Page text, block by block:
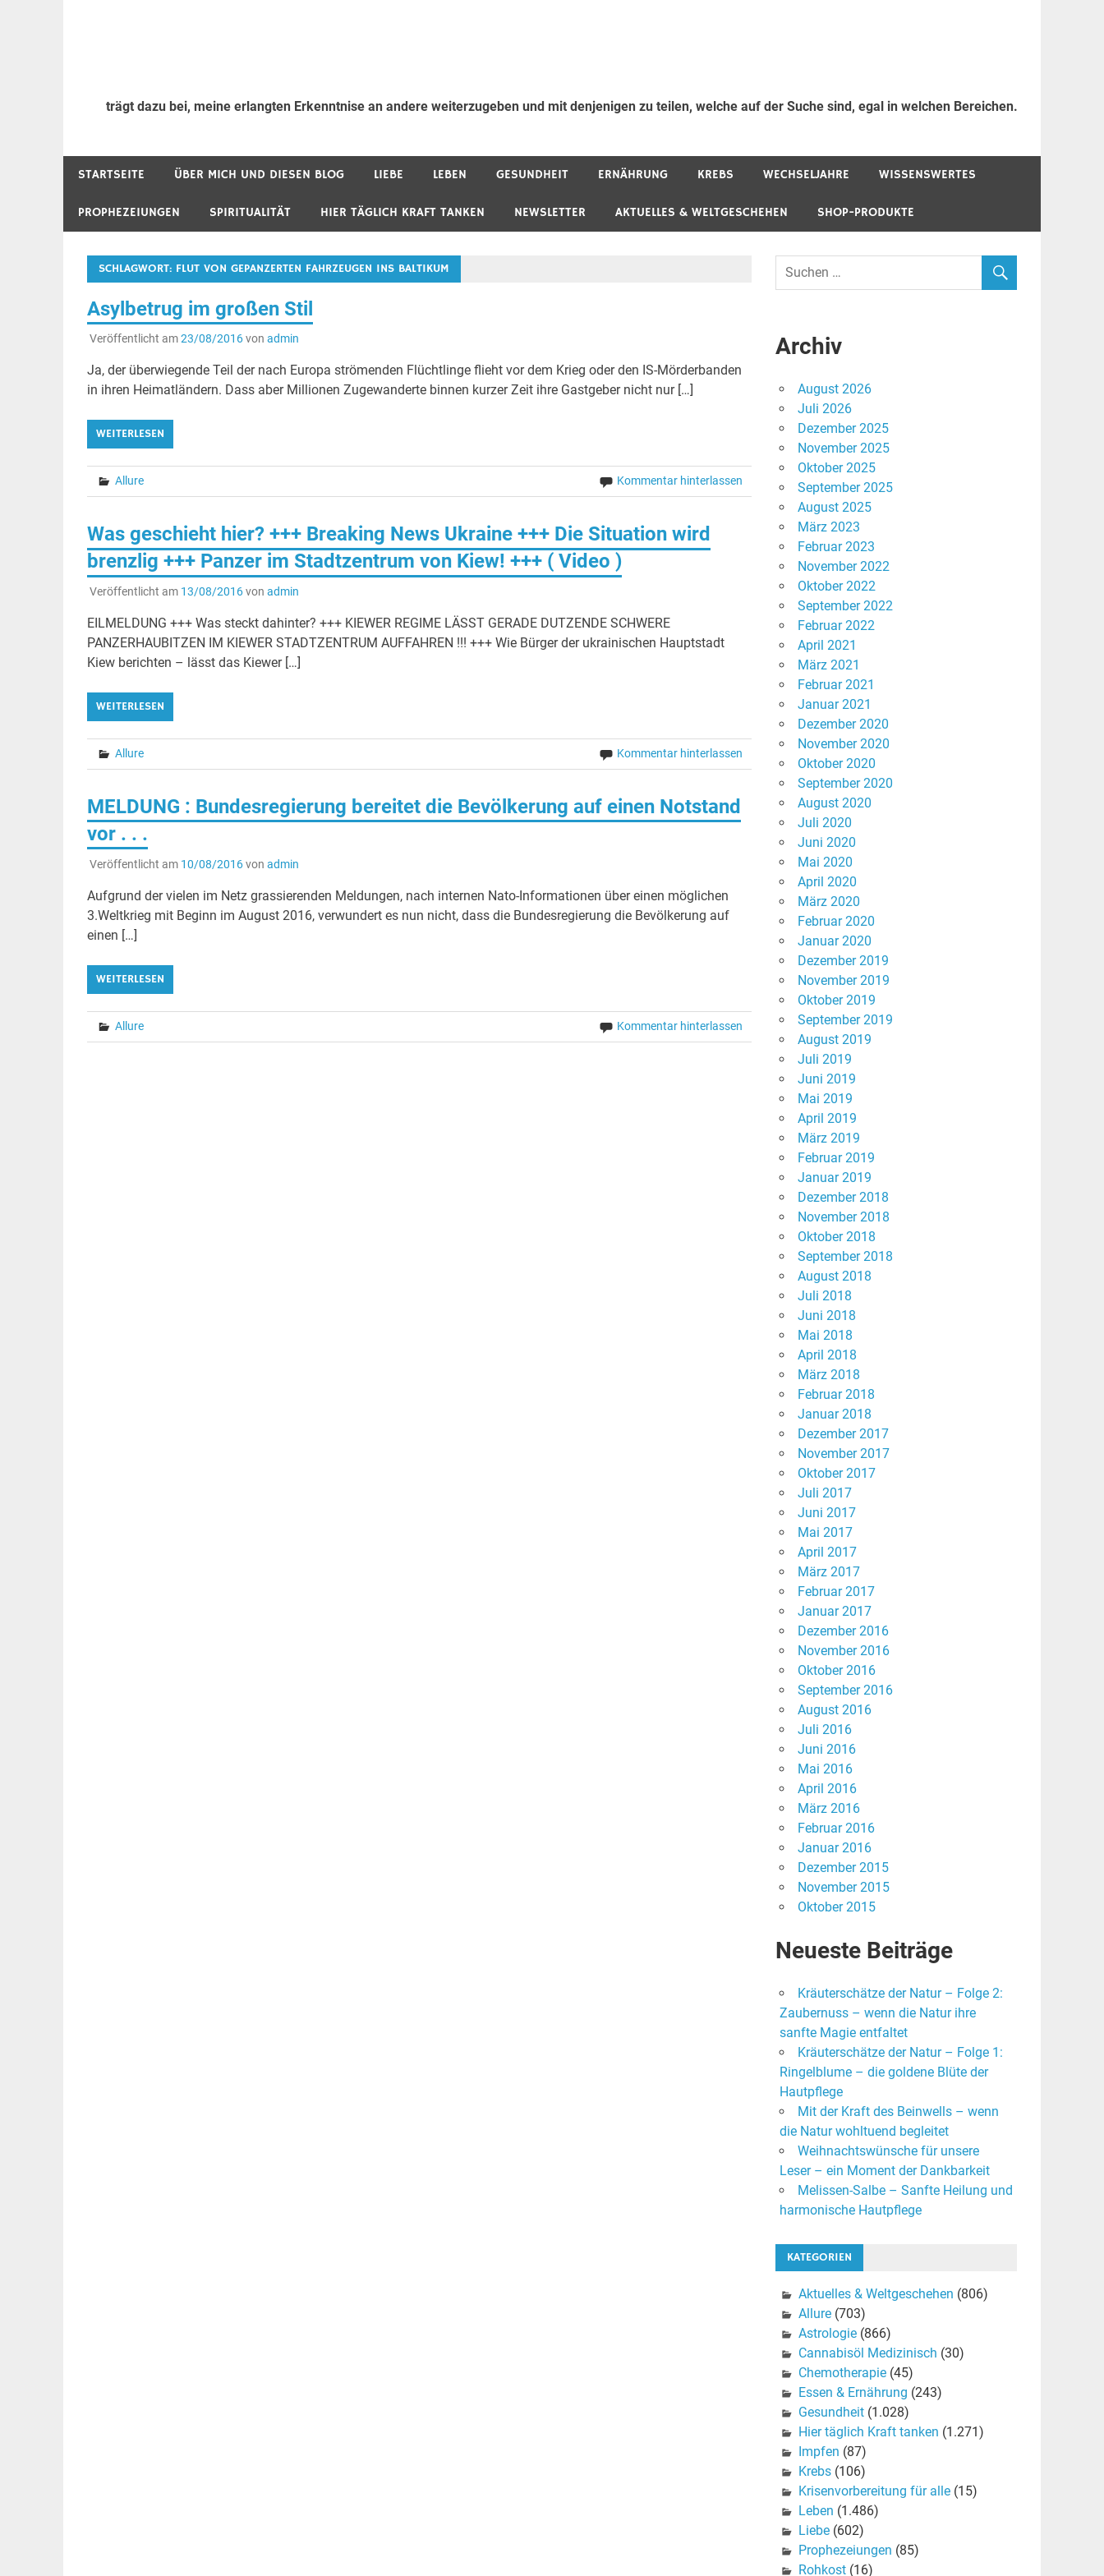
trägt dazu bei, meine erlangten Erkenntnise an andere weiterzugeben und mit denjenigen zu teilen, welche auf der Suche sind, egal in welchen Bereichen.
STARTSEITE ÜBER MICH UND DIESEN BLOG LIEBE LEBEN GESUNDHEIT ERNÄHRUNG KREBS WECHSELJAHRE WISSENSWERTES
PROPHEZEIUNGEN SPIRITUALITÄT HIER TÄGLICH KRAFT TANKEN NEWSLETTER AKTUELLES & WELTGESCHEHEN SHOP-PRODUKTE
SCHLAGWORT: FLUT VON GEPANZERTEN FAHRZEUGEN INS BALTIKUM
Asylbetrug im großen Stil
Veröffentlicht am23/08/2016von admin
Ja, der überwiegende Teil der nach Europa strömenden Flüchtlinge flieht vor dem Krieg oder den IS-Mörderbanden
in ihren Heimatländern. Dass aber Millionen Zugewanderte binnen kurzer Zeit ihre Gastgeber nicht nur […]
WEITERLESEN
Allure Kommentar hinterlassen
Was geschieht hier? +++ Breaking News Ukraine +++ Die Situation wird
brenzlig +++ Panzer im Stadtzentrum von Kiew! +++ ( Video )
Veröffentlicht am 13/08/2016von admin
EILMELDUNG +++ Was steckt dahinter? +++ KIEWER REGIME LÄSST GERADE DUTZENDE SCHWERE
PANZERHAUBITZEN IM KIEWER STADTZENTRUM AUFFAHREN !!! +++ Wie Bürger der ukrainischen Hauptstadt
Kiew berichten – lässt das Kiewer […]
WEITERLESEN
Allure Kommentar hinterlassen
MELDUNG : Bundesregierung bereitet die Bevölkerung auf einen Notstand
vor . . .
Veröffentlicht am 10/08/2016von admin
Aufgrund der vielen im Netz grassierenden Meldungen, nach internen Nato-Informationen über einen möglichen
3.Weltkrieg mit Beginn im August 2016, verwundert es nun nicht, dass die Bundesregierung die Bevölkerung auf
einen […]
WEITERLESEN
Allure Kommentar hinterlassen
Archiv
August 2026
Juli 2026
Dezember 2025
November 2025
Oktober 2025
September 2025
August 2025
März 2023
Februar 2023
November 2022
Oktober 2022
September 2022
Februar 2022
April 2021
März 2021
Februar 2021
Januar 2021
Dezember 2020
November 2020
Oktober 2020
September 2020
August 2020
Juli 2020
Juni 2020
Mai 2020
April 2020
März 2020
Februar 2020
Januar 2020
Dezember 2019
November 2019
Oktober 2019
September 2019
August 2019
Juli 2019
Juni 2019
Mai 2019
April 2019
März 2019
Februar 2019
Januar 2019
Dezember 2018
November 2018
Oktober 2018
September 2018
August 2018
Juli 2018
Juni 2018
Mai 2018
April 2018
März 2018
Februar 2018
Januar 2018
Dezember 2017
November 2017
Oktober 2017
Juli 2017
Juni 2017
Mai 2017
April 2017
März 2017
Februar 2017
Januar 2017
Dezember 2016
November 2016
Oktober 2016
September 2016
August 2016
Juli 2016
Juni 2016
Mai 2016
April 2016
März 2016
Februar 2016
Januar 2016
Dezember 2015
November 2015
Oktober 2015
Neueste Beiträge
Kräuterschätze der Natur – Folge 2:
Zaubernuss – wenn die Natur ihre
sanfte Magie entfaltet
Kräuterschätze der Natur – Folge 1:
Ringelblume – die goldene Blüte der
Hautpflege
Mit der Kraft des Beinwells – wenn
die Natur wohltuend begleitet
Weihnachtswünsche für unsere
Leser – ein Moment der Dankbarkeit
Melissen-Salbe – Sanfte Heilung und
harmonische Hautpflege
KATEGORIEN
Aktuelles & Weltgeschehen (806)
Allure(703)
Astrologie(866)
Cannabisöl Medizinisch (30)
Chemotherapie(45)
Essen & Ernährung (243)
Gesundheit(1.028)
Hier täglich Kraft tanken (1.271)
Impfen (87)
Krebs(106)
Krisenvorbereitung für alle(15)
Leben (1.486)
Liebe(602)
Prophezeiungen (85)
Rohkost(16)